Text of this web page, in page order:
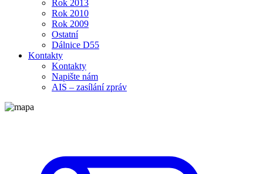
Rok 2013
Rok 2010
Rok 2009
Ostatní
Dálnice D55
Kontakty
Kontakty
Napište nám
AIS – zasílání zpráv